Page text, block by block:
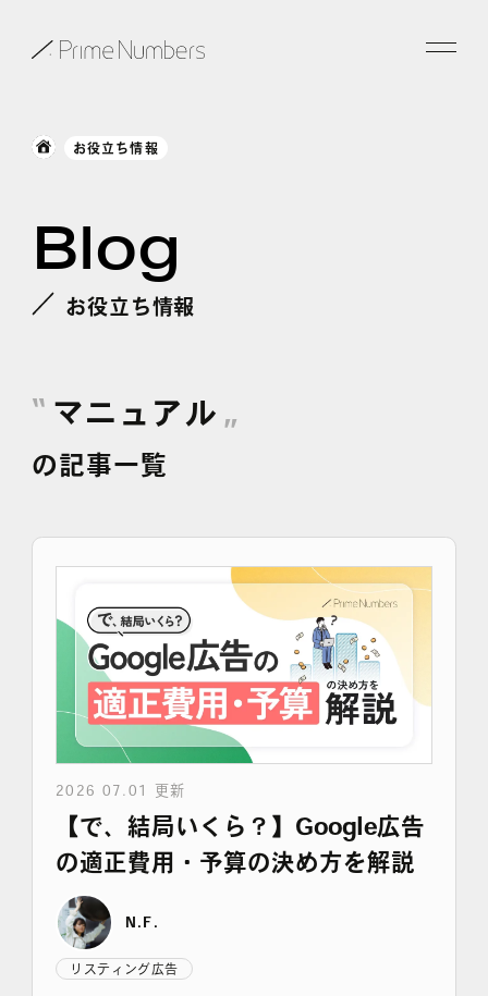
事例紹介
お役立ち情報
各種ご相談 資料ダウンロード
セミナー申し込み
無料診断実施中
Webマーケティング用語集
お役立ち情報
Blog
お役立ち情報
マニュアル
の記事一覧
2026 07.01 更新
【で、結局いくら？】Google広告
の適正費用・予算の決め方を解説
N.F.
リスティング広告